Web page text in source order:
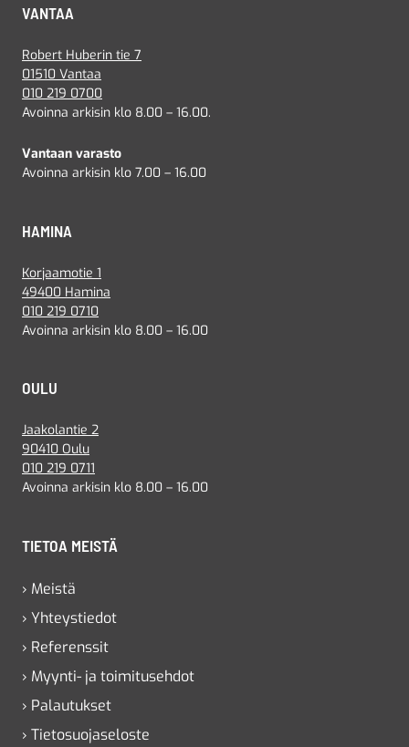
VANTAA
Robert Huberin tie 7
01510 Vantaa
010 219 0700
Avoinna arkisin klo 8.00 – 16.00.
Vantaan varasto
Avoinna arkisin klo 7.00 – 16.00
HAMINA
Korjaamotie 1
49400 Hamina
010 219 0710
Avoinna arkisin klo 8.00 – 16.00
OULU
Jaakolantie 2
90410 Oulu
010 219 0711
Avoinna arkisin klo 8.00 – 16.00
TIETOA MEISTÄ
› Meistä
› Yhteystiedot
› Referenssit
› Myynti- ja toimitusehdot
› Palautukset
› Tietosuojaseloste